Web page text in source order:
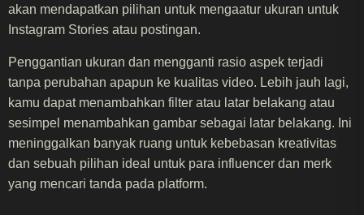
akan mendapatkan pilihan untuk mengaatur ukuran untuk
Instagram Stories atau postingan.
Penggantian ukuran dan mengganti rasio aspek terjadi
tanpa perubahan apapun ke kualitas video. Lebih jauh lagi,
kamu dapat menambahkan filter atau latar belakang atau
sesimpel menambahkan gambar sebagai latar belakang. Ini
meninggalkan banyak ruang untuk kebebasan kreativitas
dan sebuah pilihan ideal untuk para influencer dan merk
yang mencari tanda pada platform.